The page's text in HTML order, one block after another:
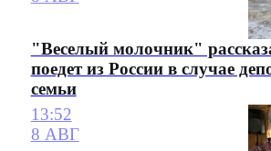
"Веселый молочник"
поедет из России в случае
семьи
13:52
8 АВГ